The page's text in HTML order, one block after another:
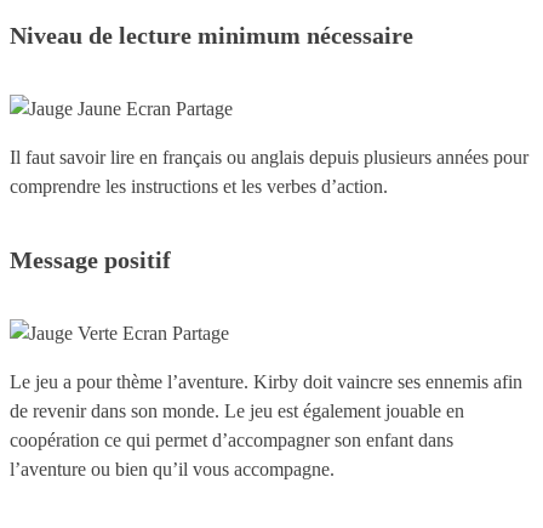
Niveau de lecture minimum nécessaire
Il faut savoir lire en français ou anglais depuis plusieurs années pour
comprendre les instructions et les verbes d’action.
Message positif
Le jeu a pour thème l’aventure. Kirby doit vaincre ses ennemis afin
de revenir dans son monde. Le jeu est également jouable en
coopération ce qui permet d’accompagner son enfant dans
l’aventure ou bien qu’il vous accompagne.